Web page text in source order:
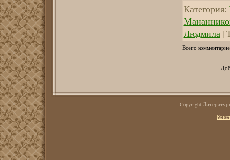
Категория:
Людмила |
Всего
Copyright